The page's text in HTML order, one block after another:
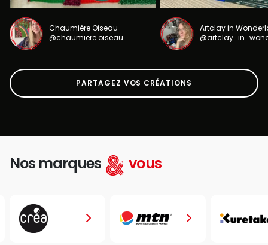
Chaumière Oiseau
@chaumiere.oiseau
Artclay in
PARTAGEZ VOS CRÉATIONS
Nos marques vous